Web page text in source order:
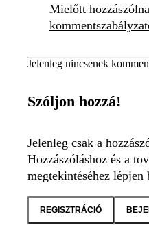
Mielőtt
Jelenleg nincsenek
Szóljon hozzá!
Jelenleg csak a
Hozzászóláshoz és a
megtekintéséhez
REGISZTRÁCIÓ